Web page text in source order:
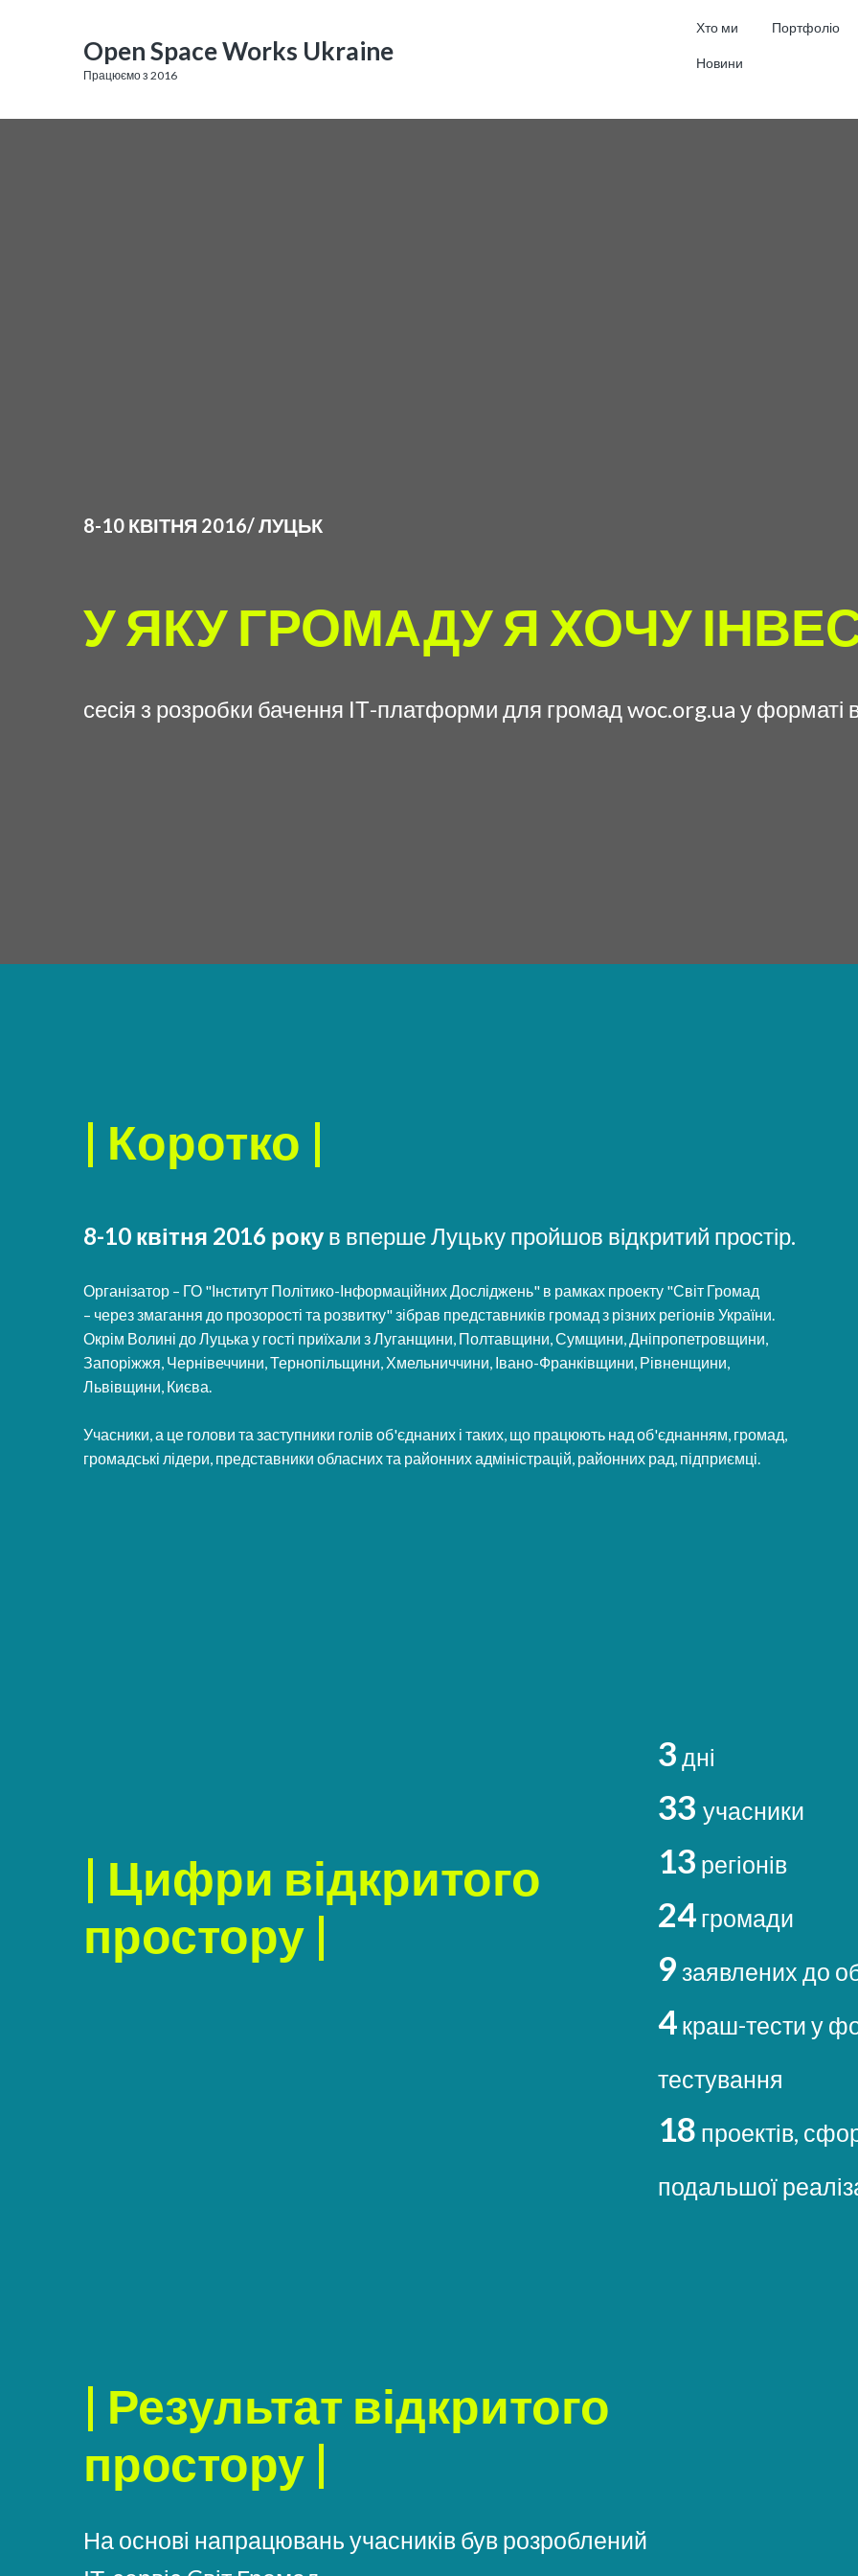
Open Space Works Ukraine
Працюємо з 2016
Хто ми Портфоліо
Новини
8-10 КВІТНЯ 2016/ ЛУЦЬК
У ЯКУ ГРОМАДУ Я ХОЧУ
сесія з розробки бачення ІТ-платформи для громад woc.org.ua у форматі
| Коротко |
8-10 квітня 2016 року в вперше Луцьку пройшов відкритий простір.
Організатор – ГО "Інститут Політико-Інформаційних Досліджень" в рамках проекту "Світ Громад
– через змагання до прозорості та розвитку" зібрав представників громад з різних регіонів України.
Окрім Волині до Луцька у гості приїхали з Луганщини, Полтавщини, Сумщини, Дніпропетровщини,
Запоріжжя, Чернівеччини, Тернопільщини, Хмельниччини, Івано-Франківщини, Рівненщини,
Львівщини, Києва.
Учасники, а це голови та заступники голів об'єднаних і таких, що працюють над об'єднанням, громад,
громадські лідери, представники обласних та районних адміністрацій, районних рад, підприємці.
| Цифри відкритого
простору |
3 дні
33 учасники
13 регіонів
24 громади
9 заявлених до
4 краш-тести у
тестування
18 проектів,
подальшої
| Результат відкритого
простору |
На основі напрацювань учасників був розроблений